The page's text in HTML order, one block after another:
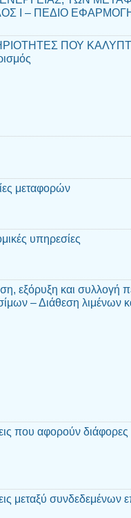
Ι – ΠΕΔΙΟ
ΠΟΥ
μεταφορών
υπηρεσίες
εξόρυξη και συλλογή
– Διάθεση λιμένων
που αφορούν διάφορες
μεταξύ συνδεδεμένων